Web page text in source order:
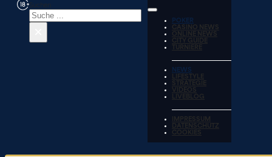
POKER
CASINO NEWS
ONLINE NEWS
CITY GUIDE
TURNIERE
NEWS
LIFESTYLE
STRATEGIE
VIDEOS
LIVEBLOG
IMPRESSUM
DATENSCHUTZ
COOKIES